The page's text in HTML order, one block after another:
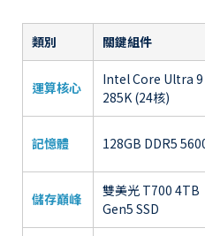
類別 關鍵組件
運算核心
Intel Core Ultra 9
285K (24核)
記憶體 128GB DDR5
儲存巔峰
雙美光 T700 4TB
Gen5 SSD